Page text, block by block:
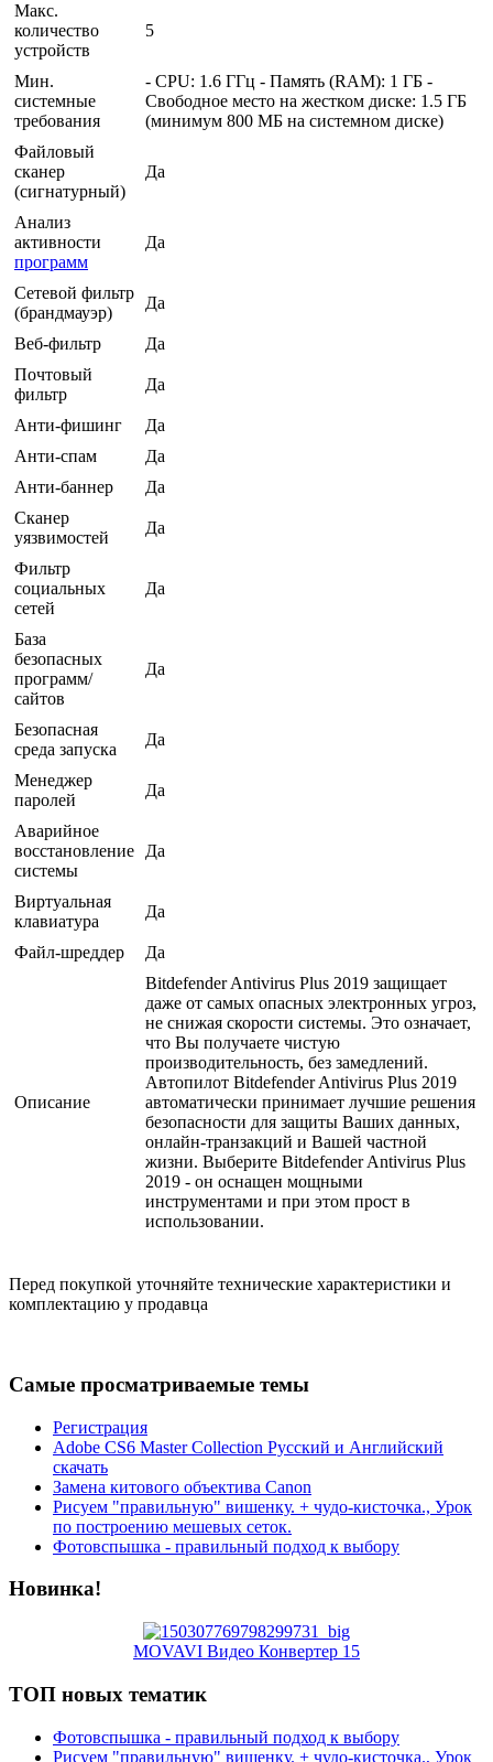
Макс.
количество
устройств
5
Мин.
системные
требования
- CPU: 1.6 ГГц - Память (RAM): 1 ГБ -
Свободное место на жестком диске: 1.5 ГБ
(минимум 800 МБ на системном диске)
Файловый
сканер
(сигнатурный)
Да
Анализ
активности
программ
Да
Сетевой фильтр
(брандмауэр)
Да
Веб-фильтр
Да
Почтовый
фильтр
Да
Анти-фишинг
Да
Анти-спам
Да
Анти-баннер
Да
Сканер
уязвимостей
Да
Фильтр
социальных
сетей
Да
База
безопасных
программ/
сайтов
Да
Безопасная
среда запуска
Да
Менеджер
паролей
Да
Аварийное
восстановление
системы
Да
Виртуальная
клавиатура
Да
Файл-шреддер Да
Описание
Bitdefender Antivirus Plus 2019 защищает
даже от самых опасных электронных угроз,
не снижая скорости системы. Это означает,
что Вы получаете чистую
производительность, без замедлений.
Автопилот Bitdefender Antivirus Plus 2019
автоматически принимает лучшие решения
безопасности для защиты Ваших данных,
онлайн-транзакций и Вашей частной
жизни. Выберите Bitdefender Antivirus Plus
2019 - он оснащен мощными
инструментами и при этом прост в
использовании.
Перед покупкой уточняйте технические характеристики и
комплектацию у продавца
Самые просматриваемые темы
Регистрация
Adobe CS6 Master Collection Русский и Английский
скачать
Замена китового объектива Canon
Рисуем "правильную" вишенку. + чудо-кисточка., Урок
по построению мешевых сеток.
Фотовспышка - правильный подход к выбору
Новинка!
MOVAVI Видео Конвертер 15
ТОП новых тематик
Фотовспышка - правильный подход к выбору
Рисуем "правильную" вишенку. + чудо-кисточка., Урок